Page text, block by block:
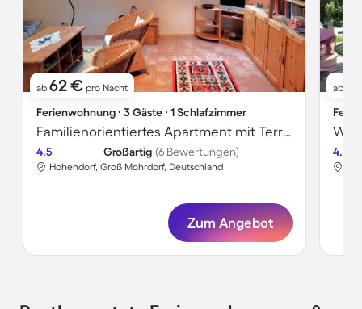
ab 62 € pro Nacht
Ferienwohnung ∙ 3 Gäste ∙ 1 Schlafzimmer
Familienorientiertes Apartment mit Terrasse, Garten und Grill
4.5 Großartig (6 Bewertungen)
Hohendorf, Groß Mohrdorf, Deutschland
Zum Angebot
ab
4.7